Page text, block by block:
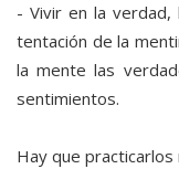
- Vivir en la verdad,
tentación de la
la mente las
sentimientos.
Hay que practicarlos